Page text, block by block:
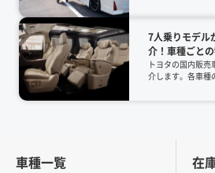
7人乗りモデル
介！車種ごと
トヨタの国内販
介します。各車種
車種一覧 在